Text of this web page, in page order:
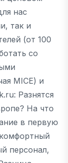
нас
так и
(от 100
со
MICE) и
Разнятся
На что
в первую
персонал,